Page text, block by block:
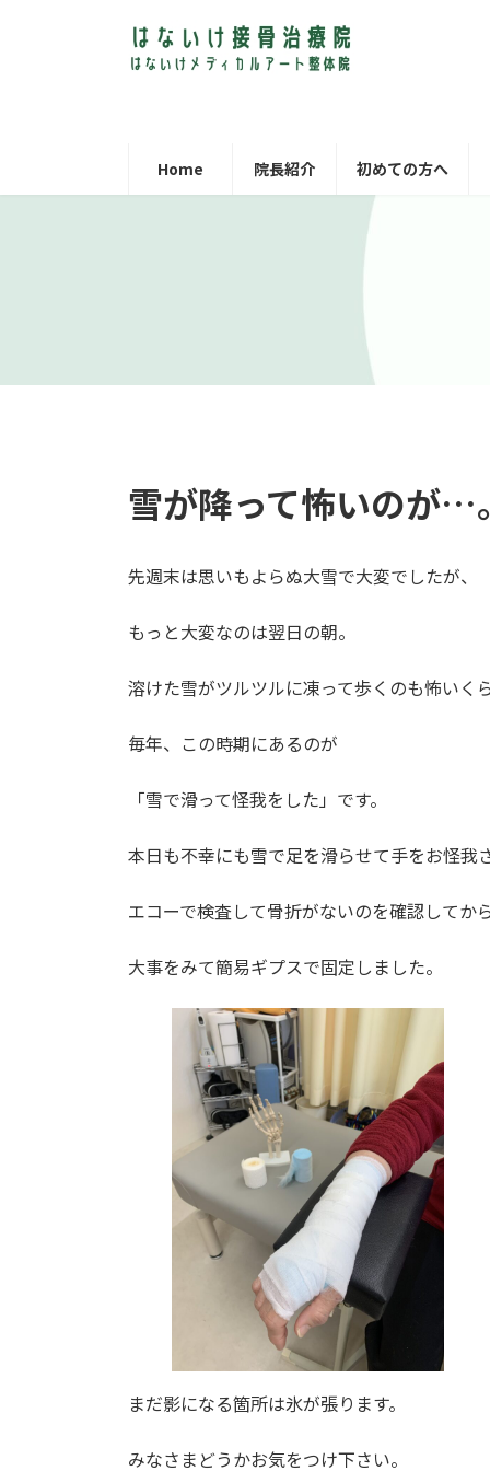
キ
に
Home 院長紹介 初めての方へ
雪が降って怖いのが…。
先週末は思いもよらぬ大雪で大変でしたが、
もっと大変なのは翌日の朝。
溶けた雪がツルツルに凍って歩くのも怖いくら
毎年、この時期にあるのが
「雪で滑って怪我をした」です。
本日も不幸にも雪で足を滑らせて手をお怪我
エコーで検査して骨折がないのを確認してか
大事をみて簡易ギプスで固定しました。
まだ影になる箇所は氷が張ります。
みなさまどうかお気をつけ下さい。